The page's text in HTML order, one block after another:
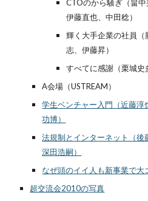
CTOのから騒ぎ（畠中
伊藤直也、中田稔）
輝く大手企業の社員
志、伊藤昇）
すべてに感謝（栗城史
A会場（USTREAM）
学生ベンチャー入門（近藤淳
功博）
法規制とインターネット（後
深田浩嗣）
なぜ頭のイイ人も新事業で大
超交流会2010の写真